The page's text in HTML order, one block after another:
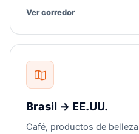
Ver corredor
Brasil → EE.UU.
Café, productos de